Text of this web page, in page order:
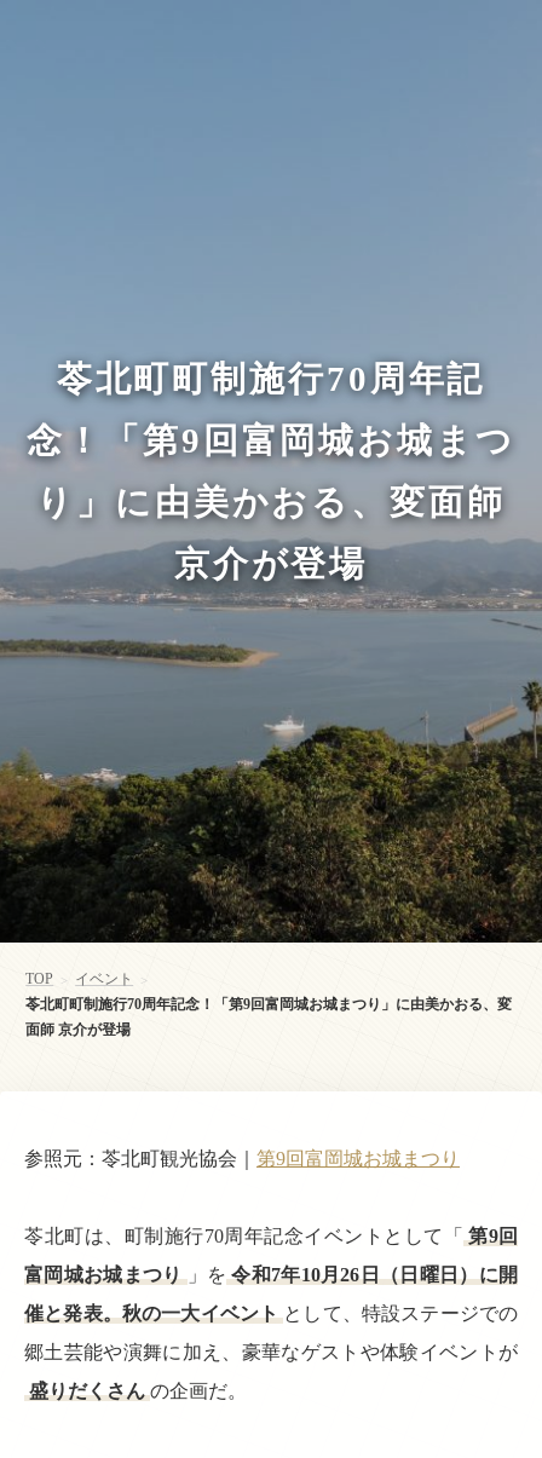
苓北町町制施行70周年記
念！「第9回富岡城お城まつ
り」に由美かおる、変面師
京介が登場
TOP > イベント >
苓北町町制施行70周年記念！「第9回富岡城お城まつり」に由美かおる、変
面師 京介が登場
参照元：苓北町観光協会｜ 第9回富岡城お城まつり
苓北町は、町制施行70周年記念イベントとして「 第9回
富岡城お城まつり 」を 令和7年10月26日（日曜日）に開
催と発表。秋の一大イベント として、特設ステージでの
郷土芸能や演舞に加え、豪華なゲストや体験イベントが
盛りだくさん の企画だ。